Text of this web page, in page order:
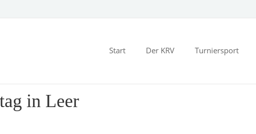
Start Der KRV Turniersport
in Leer